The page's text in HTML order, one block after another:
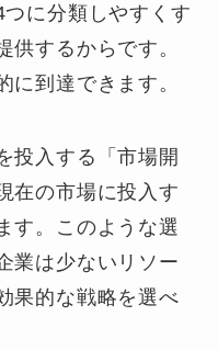
に分類しやすくす
供するからです。
に到達できます。
投入する「市場開
在の市場に投入す
す。このような選
業は少ないリソー
果的な戦略を選べ